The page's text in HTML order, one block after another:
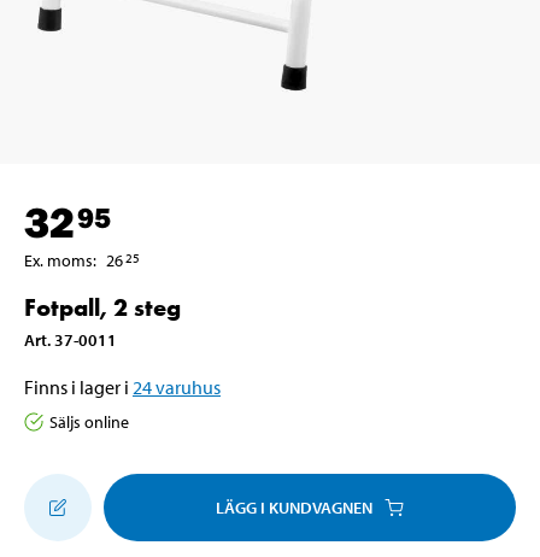
3295
Ex. moms: 2625
Fotpall, 2 steg
Art. 37-0011
Finns i lager i 24varuhus
Säljs online
LÄGG I KUNDVAGNEN